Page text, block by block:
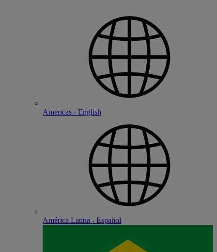
Americas - English
América Latina - Español